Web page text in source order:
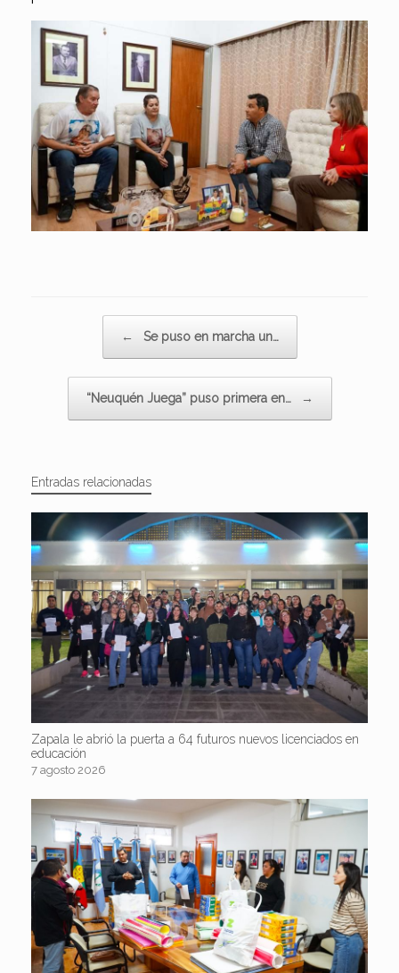
← Se puso en marcha un…
“Neuquén Juega” puso primera en… →
Entradas relacionadas
Zapala le abrió la puerta a 64 futuros nuevos licenciados en
educación
7 agosto 2026